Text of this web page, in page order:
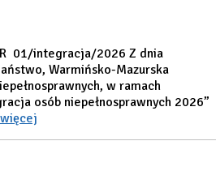
01/integracja/2026 Z dnia
Warmińsko-Mazurska
w ramach
osób niepełnosprawnych 2026”